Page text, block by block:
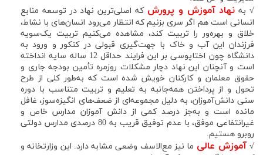
√به نهاد آموزش و پرورش که اصلی‌ترین نهاد در توسعه منابع
انسانی است هم اگر سری بزنیم که انتظار می‌رود انسان‌های با نشاط،
خلاق و بهره‌ور را تربیت کند، مشاهده می‌کنیم تربیت یک‌سویه
فرزندان این آب و خاک با جهت‌گیری قبولی در کنکور و ورود به
دانشگاه چون اختاپوسی بر این فرایند حداقل 12 ساله سایه انداخته
است و آنچنان این نهاد دچار مشکلات روزمره تأمین بودجه جاری و
حقوق معلمان و کارکنان خویش شده است که به‌طور کلی از طرح
تحول و از پرداختن همه‌جانبه به تعلیم و تربیت متناسب با دوره
سنی دانش‌آموزان، به دلیل مجموعه‌ای از ضعف‌های انگیزه‌سوز، غافل
مانده است و به‌جز درصد کمی از دانش آموزان مدارس خاص و
غیرانتفاعی موفق، با عدم توفیق قریب به 80 درصدی مدارس دولتی
روبرو هستیم.
√آموزش عالی ما نیز مع‌الاسف وضعی مشابه دارد. این وزارتخانه و